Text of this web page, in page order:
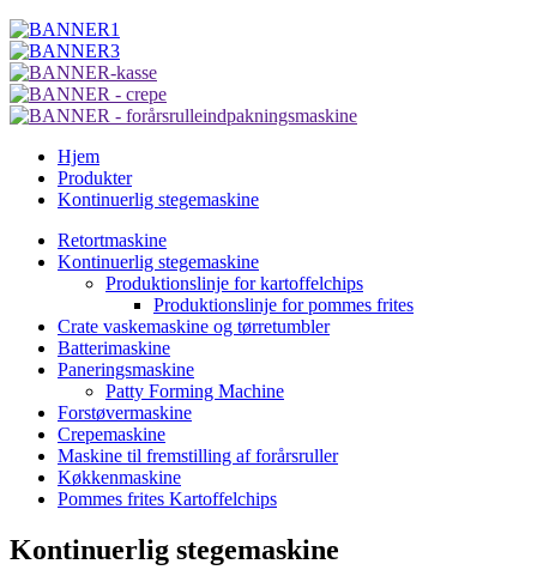
Hjem
Produkter
Kontinuerlig stegemaskine
Retortmaskine
Kontinuerlig stegemaskine
Produktionslinje for kartoffelchips
Produktionslinje for pommes frites
Crate vaskemaskine og tørretumbler
Batterimaskine
Paneringsmaskine
Patty Forming Machine
Forstøvermaskine
Crepemaskine
Maskine til fremstilling af forårsruller
Køkkenmaskine
Pommes frites Kartoffelchips
Kontinuerlig stegemaskine